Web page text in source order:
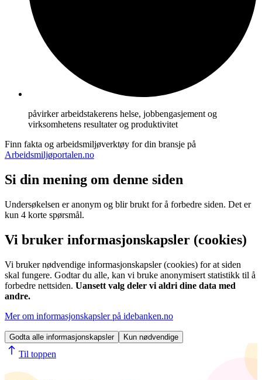
påvirker arbeidstakerens helse, jobbengasjement og
virksomhetens resultater og produktivitet
Finn fakta og arbeidsmiljøverktøy for din bransje på
Arbeidsmiljøportalen.no
Si din mening om denne siden
Undersøkelsen er anonym og blir brukt for å forbedre siden. Det er
kun 4 korte spørsmål.
Vi bruker informasjonskapsler (cookies)
Vi bruker nødvendige informasjonskapsler (cookies) for at siden
skal fungere. Godtar du alle, kan vi bruke anonymisert statistikk til å
forbedre nettsiden. Uansett valg deler vi aldri dine data med
andre.
Mer om informasjonskapsler på idebanken.no
Godta alle informasjonskapsler Kun nødvendige
Til toppen